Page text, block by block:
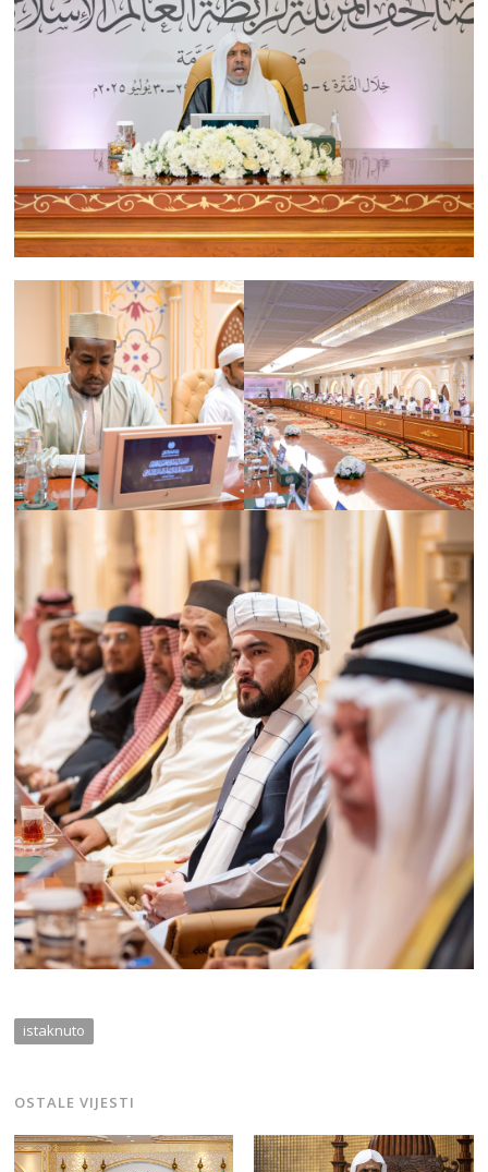
istaknuto
OSTALE VIJESTI